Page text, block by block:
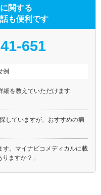
関する
も便利です
651
例
細を教えていただけます
していますが、おすすめの病
す。マイナビコメディカルに載
ますか？」